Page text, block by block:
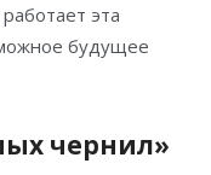
эта
будущее
чернил»